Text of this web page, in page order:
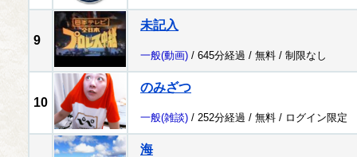
9
未記入
一般(動画) / 645分経過 / 無料 / 制限なし
10
のみざつ
一般(雑談) / 252分経過 / 無料 / ログイン限定
海